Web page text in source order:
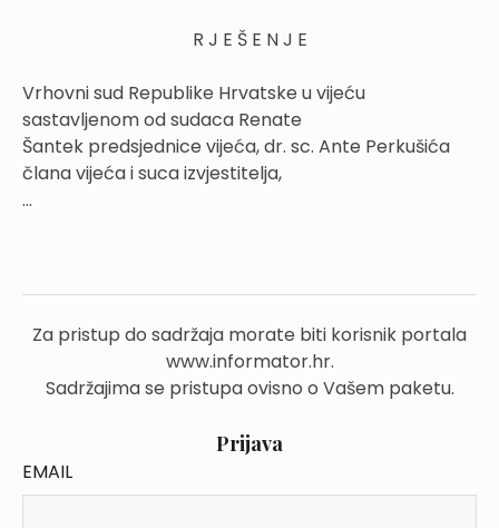
R J E Š E N J E
Vrhovni sud Republike Hrvatske u vijeću
sastavljenom od sudaca Renate
Šantek predsjednice vijeća, dr. sc. Ante Perkušića
člana vijeća i suca izvjestitelja,
...
Za pristup do sadržaja morate biti korisnik portala
www.informator.hr.
Sadržajima se pristupa ovisno o Vašem paketu.
Prijava
EMAIL